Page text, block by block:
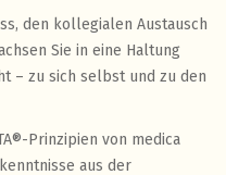
den kollegialen Austausch
Sie in eine Haltung
– zu sich selbst und zu den
Prinzipien von medica
aus der